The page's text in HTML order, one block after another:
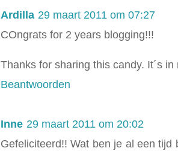
Ardilla 29 maart 2011 om 07:27
COngrats for 2 years blogging!!!
Thanks for sharing this candy. It´s in
Beantwoorden
Inne 29 maart 2011 om 20:02
Gefeliciteerd!! Wat ben je al een